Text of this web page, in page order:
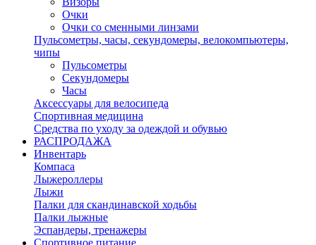
Очки
Очки со сменными линзами
Пульсометры, часы, секундомеры, велокомпьютеры,
чипы
Пульсометры
Секундомеры
Часы
Аксессуары для велосипеда
Спортивная медицина
Средства по уходу за одеждой и обувью
РАСПРОДАЖА
Инвентарь
Компаса
Лыжероллеры
Лыжи
Палки для скандинавской ходьбы
Палки лыжные
Эспандеры, тренажеры
Спортивное питание